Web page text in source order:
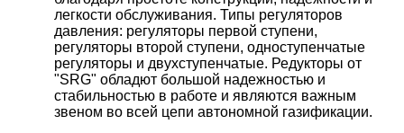
легкости обслуживания. Типы регуляторов
давления: регуляторы первой ступени,
регуляторы второй ступени, одноступенчатые
регуляторы и двухступенчатые. Редукторы от
"SRG" обладют большой надежностью и
стабильностью в работе и являются важным
звеном во всей цепи автономной газификации.